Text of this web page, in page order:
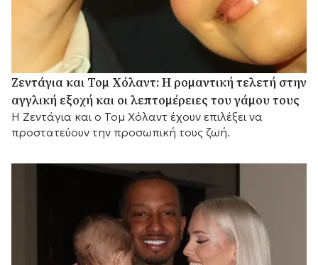
Ζεντάγια και Τομ Χόλαντ: Η ρομαντική τελετή στην
αγγλική εξοχή και οι λεπτομέρειες του γάμου τους
Η Ζεντάγια και ο Τομ Χόλαντ έχουν επιλέξει να
προστατεύουν την προσωπική τους ζωή.